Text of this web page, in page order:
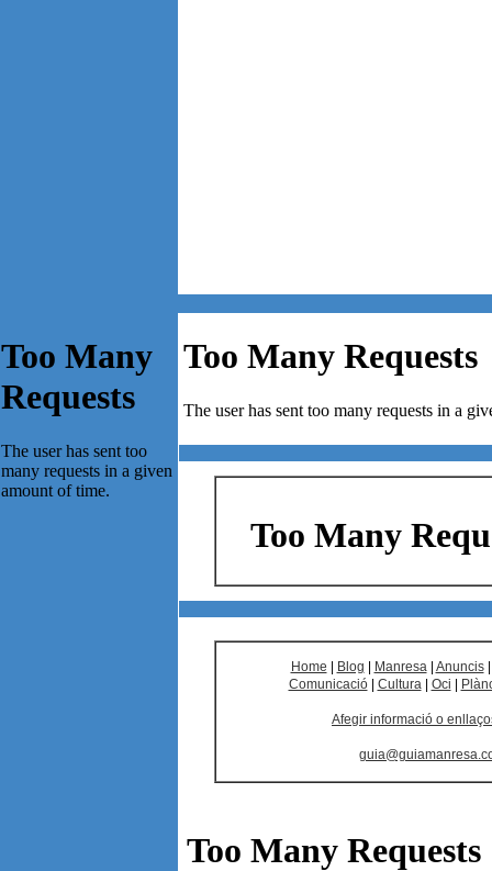
Home Blog Manresa| Anuncis
Comunicació| Cultura| Oci
Afegir informació o